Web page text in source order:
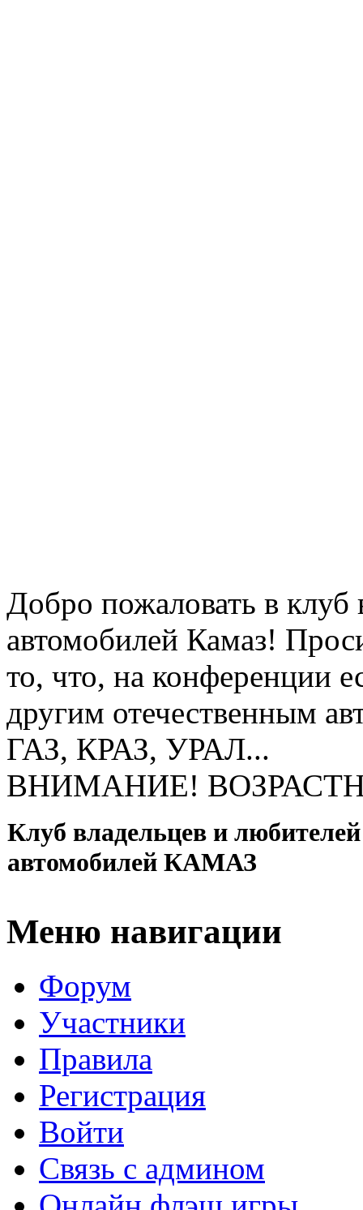
Добро пожаловать в клуб
автомобилей Камаз!
то, что, на конференции
другим отечественным
ГАЗ, КРАЗ, УРАЛ...
ВНИМАНИЕ!
Клуб владельцев и любителей
автомобилей КАМАЗ
Меню навигации
Форум
Участники
Правила
Регистрация
Войти
Связь с админом